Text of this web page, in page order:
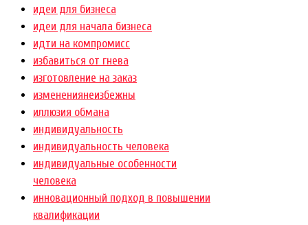
идеи для бизнеса
идеи для начала бизнеса
идти на компромисс
избавиться от гнева
изготовление на заказ
изменениянеизбежны
иллюзия обмана
индивидуальность
индивидуальность человека
индивидуальные особенности
человека
инновационный подход в повышении
квалификации